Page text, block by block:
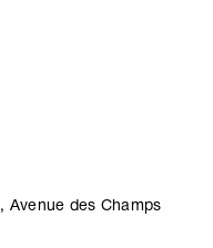
Avenue des Champs